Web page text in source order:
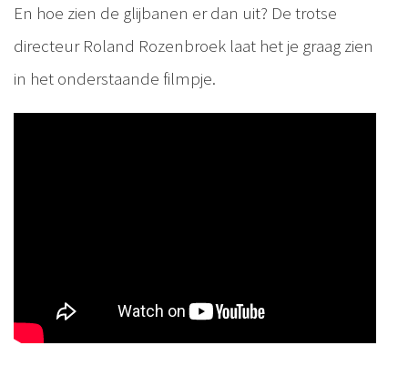
En hoe zien de glijbanen er dan uit? De trotse
directeur Roland Rozenbroek laat het je graag zien
in het onderstaande filmpje.